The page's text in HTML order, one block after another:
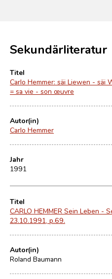
Sekundärliteratur
Titel
Carlo Hemmer: säi Liewen - säi
= sa vie - son œuvre
Autor(in)
Carlo Hemmer
Jahr
1991
Titel
CARLO HEMMER Sein Leben -
23.10.1991, p.69.
Autor(in)
Roland Baumann